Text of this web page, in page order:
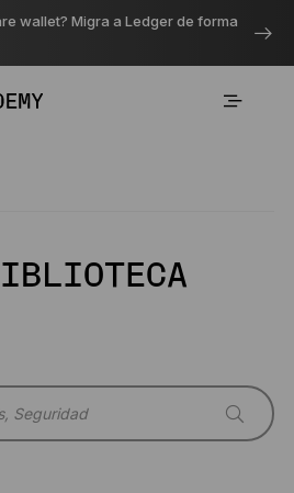
wallet? Migra a Ledger de forma